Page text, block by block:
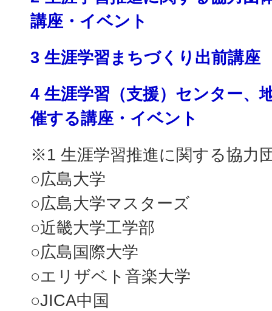
講座・イベント
3 生涯学習まちづくり出前講座
4 生涯学習（支援）センター、
催する講座・イベント
※1 生涯学習推進に関する協力
○広島大学
○広島大学マスターズ
○近畿大学工学部
○広島国際大学
○エリザベト音楽大学
○JICA中国